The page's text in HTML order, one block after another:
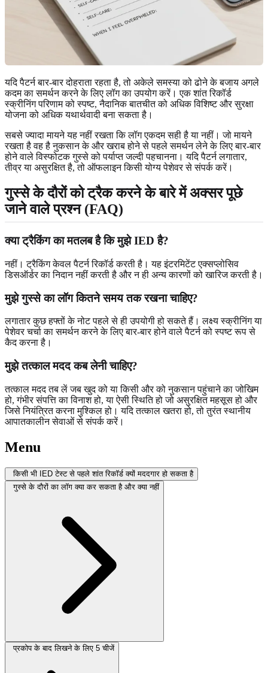
यदि पैटर्न बार-बार दोहराता रहता है, तो अकेले समस्या को ढोने के बजाय अगले
कदम का समर्थन करने के लिए लॉग का उपयोग करें। एक शांत रिकॉर्ड
स्क्रीनिंग परिणाम को स्पष्ट, नैदानिक बातचीत को अधिक विशिष्ट और सुरक्षा
योजना को अधिक यथार्थवादी बना सकता है।
सबसे ज्यादा मायने यह नहीं रखता कि लॉग एकदम सही है या नहीं। जो मायने
रखता है वह है नुकसान के और खराब होने से पहले समर्थन लेने के लिए बार-बार
होने वाले विस्फोटक गुस्से को पर्याप्त जल्दी पहचानना। यदि पैटर्न लगातार,
तीव्र या असुरक्षित है, तो ऑफलाइन किसी योग्य पेशेवर से संपर्क करें।
गुस्से के दौरों को ट्रैक करने के बारे में अक्सर पूछे
जाने वाले प्रश्न (FAQ)
क्या ट्रैकिंग का मतलब है कि मुझे IED है?
नहीं। ट्रैकिंग केवल पैटर्न रिकॉर्ड करती है। यह इंटरमिटेंट एक्सप्लोसिव
डिसऑर्डर का निदान नहीं करती है और न ही अन्य कारणों को खारिज करती है।
मुझे गुस्से का लॉग कितने समय तक रखना चाहिए?
लगातार कुछ हफ्तों के नोट पहले से ही उपयोगी हो सकते हैं। लक्ष्य स्क्रीनिंग या
पेशेवर चर्चा का समर्थन करने के लिए बार-बार होने वाले पैटर्न को स्पष्ट रूप से
कैद करना है।
मुझे तत्काल मदद कब लेनी चाहिए?
तत्काल मदद तब लें जब खुद को या किसी और को नुकसान पहुंचाने का जोखिम
हो, गंभीर संपत्ति का विनाश हो, या ऐसी स्थिति हो जो असुरक्षित महसूस हो और
जिसे नियंत्रित करना मुश्किल हो। यदि तत्काल खतरा हो, तो तुरंत स्थानीय
आपातकालीन सेवाओं से संपर्क करें।
Menu
किसी भी IED टेस्ट से पहले शांत रिकॉर्ड क्यों मददगार हो सकता है
गुस्से के दौरों का लॉग क्या कर सकता है और क्या नहीं
प्रकोप के बाद लिखने के लिए 5 चीजें